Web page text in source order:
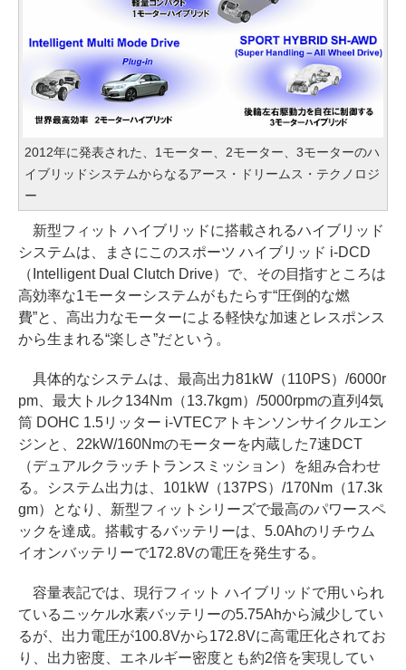
2012年に発表された、1モーター、2モーター、3モーターのハ
イブリッドシステムからなるアース・ドリームス・テクノロジ
ー
新型フィット ハイブリッドに搭載されるハイブリッド
システムは、まさにこのスポーツ ハイブリッド i-DCD
（Intelligent Dual Clutch Drive）で、その目指すところは
高効率な1モーターシステムがもたらす“圧倒的な燃
費”と、高出力なモーターによる軽快な加速とレスポンス
から生まれる“楽しさ”だという。
具体的なシステムは、最高出力81kW（110PS）/6000r
pm、最大トルク134Nm（13.7kgm）/5000rpmの直列4気
筒 DOHC 1.5リッター i-VTECアトキンソンサイクルエン
ジンと、22kW/160Nmのモーターを内蔵した7速DCT
（デュアルクラッチトランスミッション）を組み合わせ
る。システム出力は、101kW（137PS）/170Nm（17.3k
gm）となり、新型フィットシリーズで最高のパワースペ
ックを達成。搭載するバッテリーは、5.0Ahのリチウム
イオンバッテリーで172.8Vの電圧を発生する。
容量表記では、現行フィット ハイブリッドで用いられ
ているニッケル水素バッテリーの5.75Ahから減少してい
るが、出力電圧が100.8Vから172.8Vに高電圧化されてお
り、出力密度、エネルギー密度とも約2倍を実現してい